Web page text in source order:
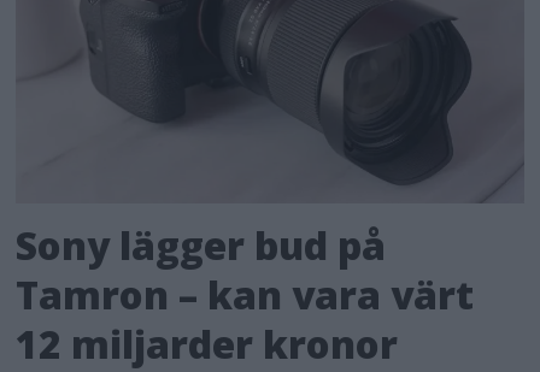
Sony lägger bud på
Tamron – kan vara värt
12 miljarder kronor